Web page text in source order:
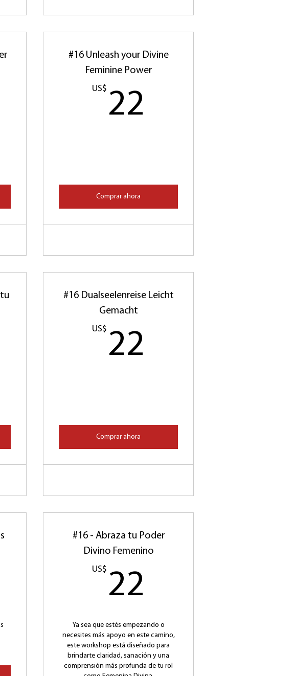
#16 Unleash your Divine
Feminine Power
US$ 22
Comprar ahora
#16 Dualseelenreise Leicht
Gemacht
US$ 22
Comprar ahora
150US$
#16 - Abraza tu Poder
Divino Femenino
US$ 22
Ya sea que estés empezando o
necesites más apoyo en este camino,
este workshop está diseñado para
brindarte claridad, sanación y una
comprensión más profunda de tu rol